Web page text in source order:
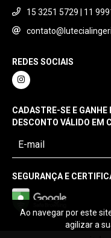
Ao navegar por este
agilizar a
15 3251 5729 | 11
REDES SOCIAIS
CADASTRE-SE E
DESCONTO VÁLIDO EM
SEGURANÇA E